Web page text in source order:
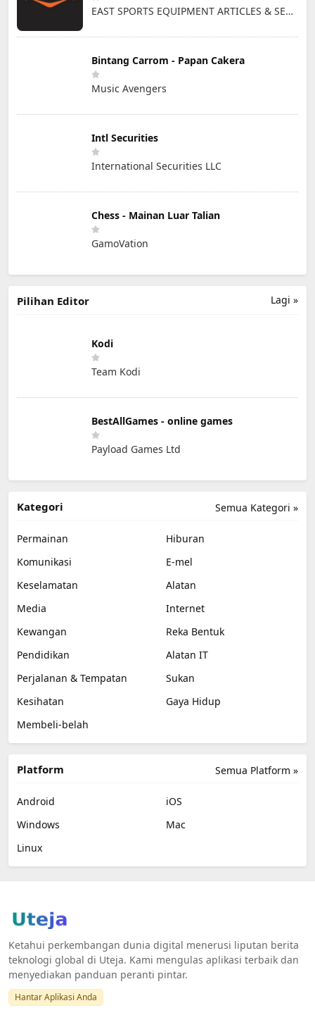
EAST SPORTS EQUIPMENT ARTICLES & SERVICES L.L.C
Bintang Carrom - Papan Cakera
Music Avengers
Intl Securities
International Securities LLC
Chess - Mainan Luar Talian
GamoVation
Lagi »
Pilihan Editor
Kodi
Team Kodi
BestAllGames - online games
Payload Games Ltd
Semua Kategori »
Kategori
Permainan
Hiburan
Komunikasi
E-mel
Keselamatan
Alatan
Media
Internet
Kewangan
Reka Bentuk
Pendidikan
Alatan IT
Perjalanan & Tempatan
Sukan
Kesihatan
Gaya Hidup
Membeli-belah
Semua Platform »
Platform
Android
iOS
Windows
Mac
Linux
Ketahui perkembangan dunia digital menerusi liputan berita
teknologi global di Uteja. Kami mengulas aplikasi terbaik dan
menyediakan panduan peranti pintar.
Hantar Aplikasi Anda